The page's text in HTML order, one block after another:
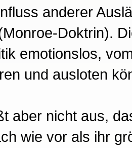
anderer
Doktrin).
emotionslos,
und ausloten
aber nicht aus,
wie vor als ihr